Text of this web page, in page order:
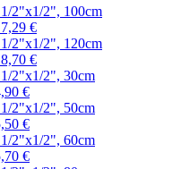
7,29 €
8,70 €
€
€
€